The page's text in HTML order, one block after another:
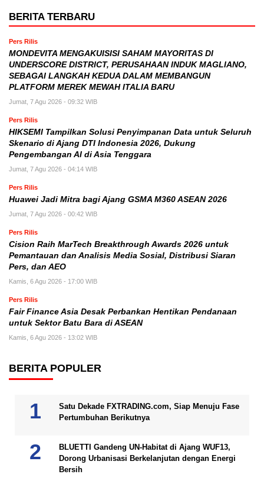
BERITA TERBARU
Pers Rilis
MONDEVITA MENGAKUISISI SAHAM MAYORITAS DI
UNDERSCORE DISTRICT, PERUSAHAAN INDUK MAGLIANO,
SEBAGAI LANGKAH KEDUA DALAM MEMBANGUN
PLATFORM MEREK MEWAH ITALIA BARU
Jumat, 7 Agu 2026 - 09:32 WIB
Pers Rilis
HIKSEMI Tampilkan Solusi Penyimpanan Data untuk Seluruh
Skenario di Ajang DTI Indonesia 2026, Dukung
Pengembangan AI di Asia Tenggara
Jumat, 7 Agu 2026 - 04:14 WIB
Pers Rilis
Huawei Jadi Mitra bagi Ajang GSMA M360 ASEAN 2026
Jumat, 7 Agu 2026 - 00:42 WIB
Pers Rilis
Cision Raih MarTech Breakthrough Awards 2026 untuk
Pemantauan dan Analisis Media Sosial, Distribusi Siaran
Pers, dan AEO
Kamis, 6 Agu 2026 - 17:00 WIB
Pers Rilis
Fair Finance Asia Desak Perbankan Hentikan Pendanaan
untuk Sektor Batu Bara di ASEAN
Kamis, 6 Agu 2026 - 13:02 WIB
BERITA POPULER
Satu Dekade FXTRADING.com, Siap Menuju Fase
Pertumbuhan Berikutnya
BLUETTI Gandeng UN-Habitat di Ajang WUF13,
Dorong Urbanisasi Berkelanjutan dengan Energi
Bersih